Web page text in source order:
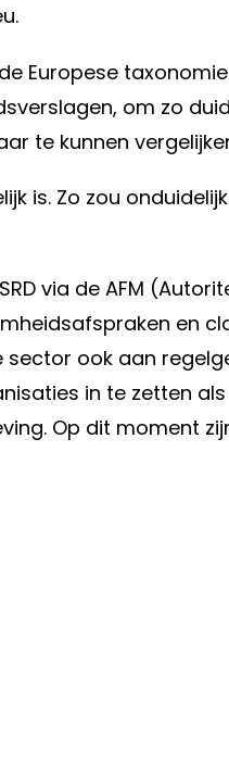
Europese
om zo
te kunnen
is. Zo zou
via de AFM
en
sector ook aan
in te zetten
Op dit moment